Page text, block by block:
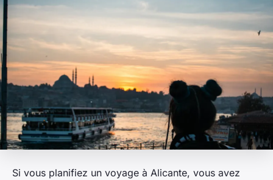
Si vous planifiez un voyage à Alicante, vous avez